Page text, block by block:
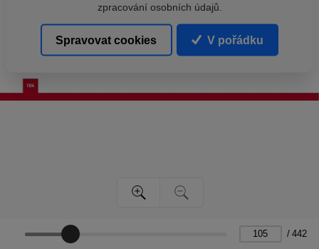
/ 442
zpracování osobních údajů.
Spravovat cookies V pořádku